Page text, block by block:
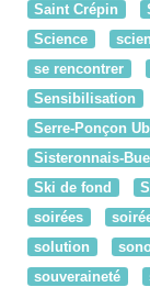
Saint Crépin
Science
se rencontrer
Sensibilisation
Serre-Ponçon
Sisteronnais-
Ski de fond
soirées
solution
souveraineté